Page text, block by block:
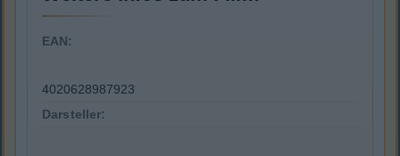
EAN:
4020628987923
Darsteller: